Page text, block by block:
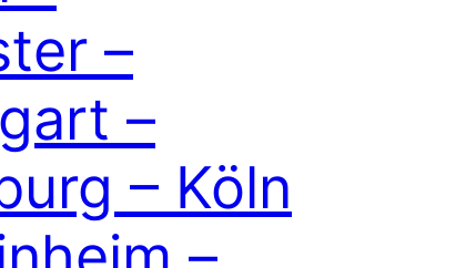
–
–
– Köln